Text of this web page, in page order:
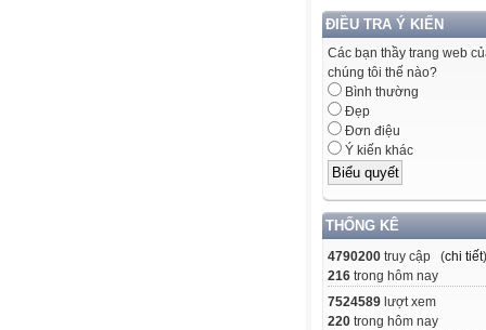
ĐIỀU TRA Ý KIẾN
Các bạn thầy trang web
chúng tôi thế nào?
Bình thường
Đẹp
Đơn điệu
Ý kiến khác
THỐNG KÊ
4790200 truy cập (chi tiết)
216 trong hôm nay
7524589 lượt xem
220 trong hôm nay